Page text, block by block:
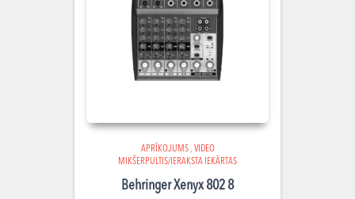
APRĪKOJUMS, VIDEO
MIKŠERPULTIS/IERAKSTA IEKĀRTAS
Behringer Xenyx 802 8